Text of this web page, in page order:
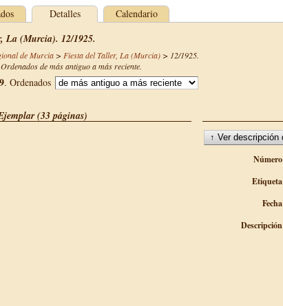
Detalles Calendario
La (Murcia). 12/1925.
de Murcia> Fiesta del Taller, La (Murcia)> 12/1925.
de más antiguo a más reciente.
9. Ordenados
(33 páginas)
Número
Etiqueta
Fecha
Descripción